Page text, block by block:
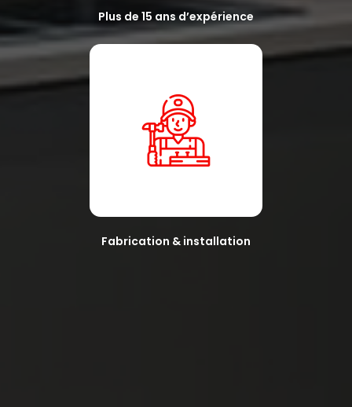
Plus de 15 ans d’expérience
Fabrication & installation